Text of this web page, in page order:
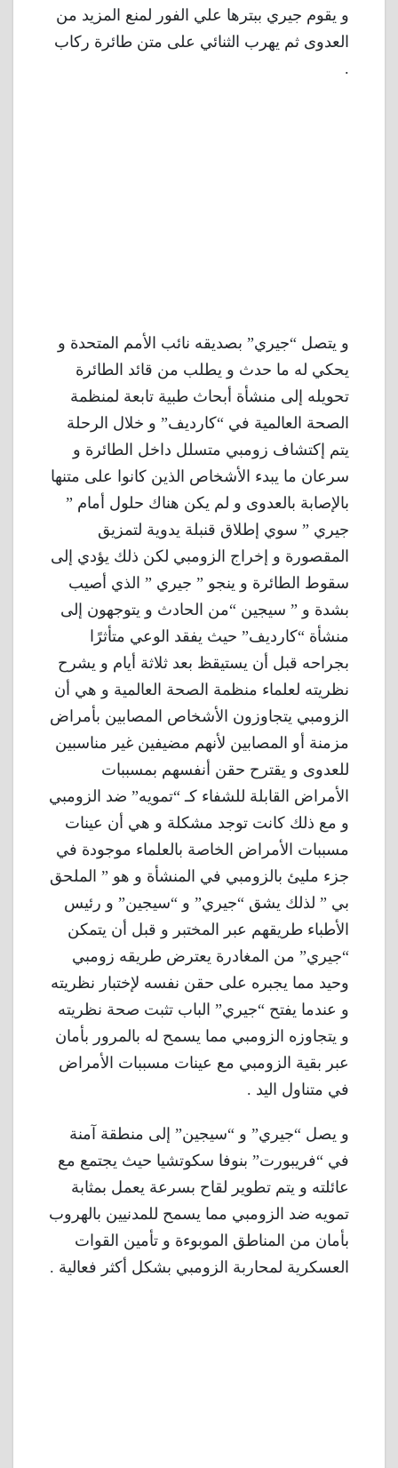
و يقوم جيري ببترها علي الفور لمنع المزيد من
العدوى ثم يهرب الثنائي على متن طائرة ركاب
.
و يتصل “جيري” بصديقه نائب الأمم المتحدة و
يحكي له ما حدث و يطلب من قائد الطائرة
تحويله إلى منشأة أبحاث طبية تابعة لمنظمة
الصحة العالمية في “كارديف” و خلال الرحلة
يتم إكتشاف زومبي متسلل داخل الطائرة و
سرعان ما يبدء الأشخاص الذين كانوا على متنها
بالإصابة بالعدوى و لم يكن هناك حلول أمام ”
جيري ” سوي إطلاق قنبلة يدوية لتمزيق
المقصورة و إخراج الزومبي لكن ذلك يؤدي إلى
سقوط الطائرة و ينجو ” جيري ” الذي أصيب
بشدة و ” سيجين “من الحادث و يتوجهون إلى
منشأة “كارديف” حيث يفقد الوعي متأثرًا
بجراحه قبل أن يستيقظ بعد ثلاثة أيام و يشرح
نظريته لعلماء منظمة الصحة العالمية و هي أن
الزومبي يتجاوزون الأشخاص المصابين بأمراض
مزمنة أو المصابين لأنهم مضيفين غير مناسبين
للعدوى و يقترح حقن أنفسهم بمسببات
الأمراض القابلة للشفاء كـ “تمويه” ضد الزومبي
و مع ذلك كانت توجد مشكلة و هي أن عينات
مسببات الأمراض الخاصة بالعلماء موجودة في
جزء مليئ بالزومبي في المنشأة و هو ” الملحق
بي ” لذلك يشق “جيري” و “سيجين” و رئيس
الأطباء طريقهم عبر المختبر و قبل أن يتمكن
“جيري” من المغادرة يعترض طريقه زومبي
وحيد مما يجبره على حقن نفسه لإختبار نظريته
و عندما يفتح “جيري” الباب تثبت صحة نظريته
و يتجاوزه الزومبي مما يسمح له بالمرور بأمان
عبر بقية الزومبي مع عينات مسببات الأمراض
في متناول اليد .
و يصل “جيري” و “سيجين” إلى منطقة آمنة
في “فريبورت” بنوفا سكوتشيا حيث يجتمع مع
عائلته و يتم تطوير لقاح بسرعة يعمل بمثابة
تمويه ضد الزومبي مما يسمح للمدنيين بالهروب
بأمان من المناطق الموبوءة و تأمين القوات
العسكرية لمحاربة الزومبي بشكل أكثر فعالية .